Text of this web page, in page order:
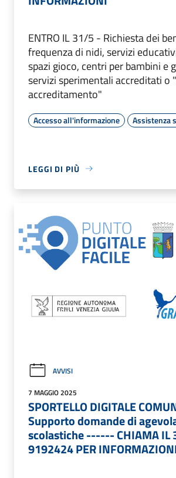
ENTRO IL 31/5 - Richiesta dei
frequenza di nidi, servizi
spazi gioco, centri per bambini e
servizi sperimentali accreditati o
accreditamento"
Accesso all'informazione Assistenza
LEGGI DI PIÙ
AVVISI
7 MAGGIO 2025
SPORTELLO DIGITALE
Supporto domande di
scolastiche ------ CHIAMA IL
9192424 PER